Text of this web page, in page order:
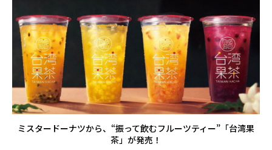
ミスタードーナツから、“振って飲むフルーツティー”「台湾果
茶」が発売！